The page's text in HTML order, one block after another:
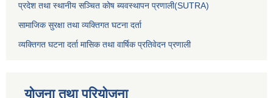
प्रदेश तथा स्थानीय सञ्चित कोष ब्यवस्थापन प्रणाली(SUTRA)
सामाजिक सुरक्षा तथा व्यक्तिगत घटना दर्ता
व्यक्तिगत घटना दर्ता मासिक तथा वार्षिक प्रतिवेदन प्रणाली
योजना तथा परियोजना